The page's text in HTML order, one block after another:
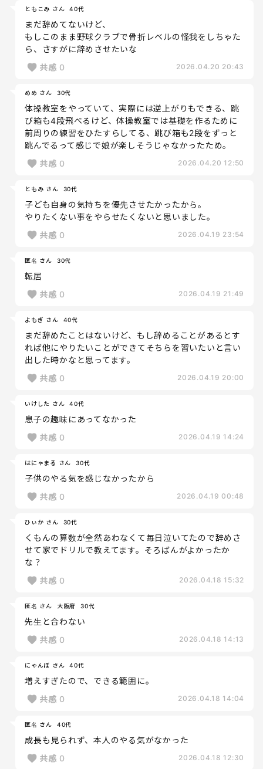
ともこみ さん 40代
まだ辞めてないけど、
もしこのまま野球クラブで骨折レベルの怪我をしちゃた
ら、さすがに辞めさせたいな
共感 0 2026.04.20 20:43
めめ さん 30代
体操教室をやっていて、実際には逆上がりもできる、跳
び箱も4段飛べるけど、体操教室では基礎を作るために
前周りの練習をひたすらしてる、跳び箱も2段をずっと
跳んでるって感じで娘が楽しそうじゃなかったため。
共感 0 2026.04.20 12:50
ともみ さん 30代
子ども自身の気持ちを優先させたかったから。
やりたくない事をやらせたくないと思いました。
共感 0 2026.04.19 23:54
匿名 さん 30代
転居
共感 0 2026.04.19 21:49
よもぎ さん 40代
まだ辞めたことはないけど、もし辞めることがあるとす
れば他にやりたいことができてそちらを習いたいと言い
出した時かなと思ってます。
共感 0 2026.04.19 20:00
いけした さん 40代
息子の趣味にあってなかった
共感 0 2026.04.19 14:24
はにゃまる さん 30代
子供のやる気を感じなかったから
共感 0 2026.04.19 00:48
ひぃか さん 30代
くもんの算数が全然あわなくて毎日泣いてたので辞めさ
せて家でドリルで教えてます。そろばんがよかったか
な？
共感 0 2026.04.18 15:32
匿名 さん 大阪府 30代
先生と合わない
共感 0 2026.04.18 14:13
にゃんぼ さん 40代
増えすぎたので、できる範囲に。
共感 0 2026.04.18 14:04
匿名 さん 40代
成長も見られず、本人のやる気がなかった
共感 0 2026.04.18 12:30